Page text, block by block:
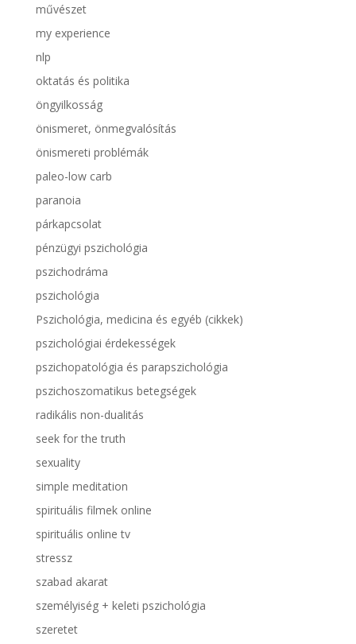
művészet
my experience
nlp
oktatás és politika
öngyilkosság
önismeret, önmegvalósítás
önismereti problémák
paleo-low carb
paranoia
párkapcsolat
pénzügyi pszichológia
pszichodráma
pszichológia
Pszichológia, medicina és egyéb (cikkek)
pszichológiai érdekességek
pszichopatológia és parapszichológia
pszichoszomatikus betegségek
radikális non-dualitás
seek for the truth
sexuality
simple meditation
spirituális filmek online
spirituális online tv
stressz
szabad akarat
személyiség + keleti pszichológia
szeretet